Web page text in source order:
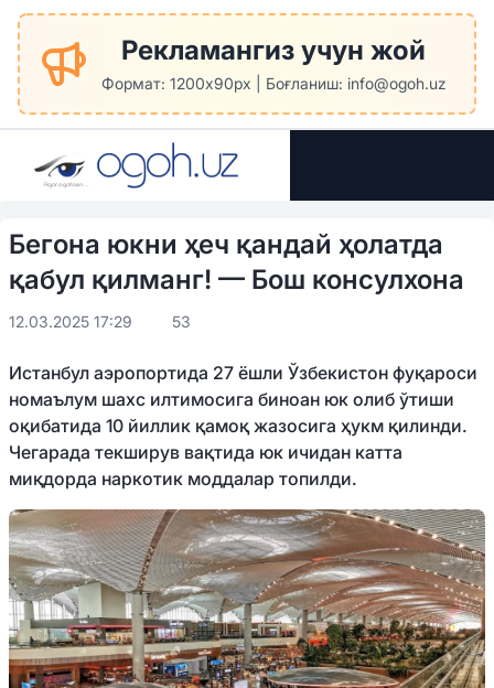
Рекламангиз учун жой
Формат: 1200x90px | Боғланиш: info@ogoh.uz
Бегона юкни ҳеч қандай ҳолатда
қабул қилманг! — Бош консулхона
12.03.2025 17:29 53
Истанбул аэропортида 27 ёшли Ўзбекистон фуқароси
номаълум шахс илтимосига биноан юк олиб ўтиши
оқибатида 10 йиллик қамоқ жазосига ҳукм қилинди.
Чегарада текширув вақтида юк ичидан катта
миқдорда наркотик моддалар топилди.